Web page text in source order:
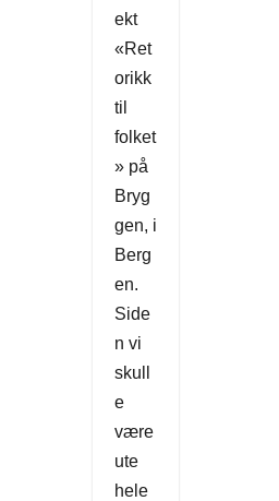
ekt
«Ret
orikk
til
folket
» på
Bryg
gen, i
Berg
en.
Side
n vi
skull
e
være
ute
hele